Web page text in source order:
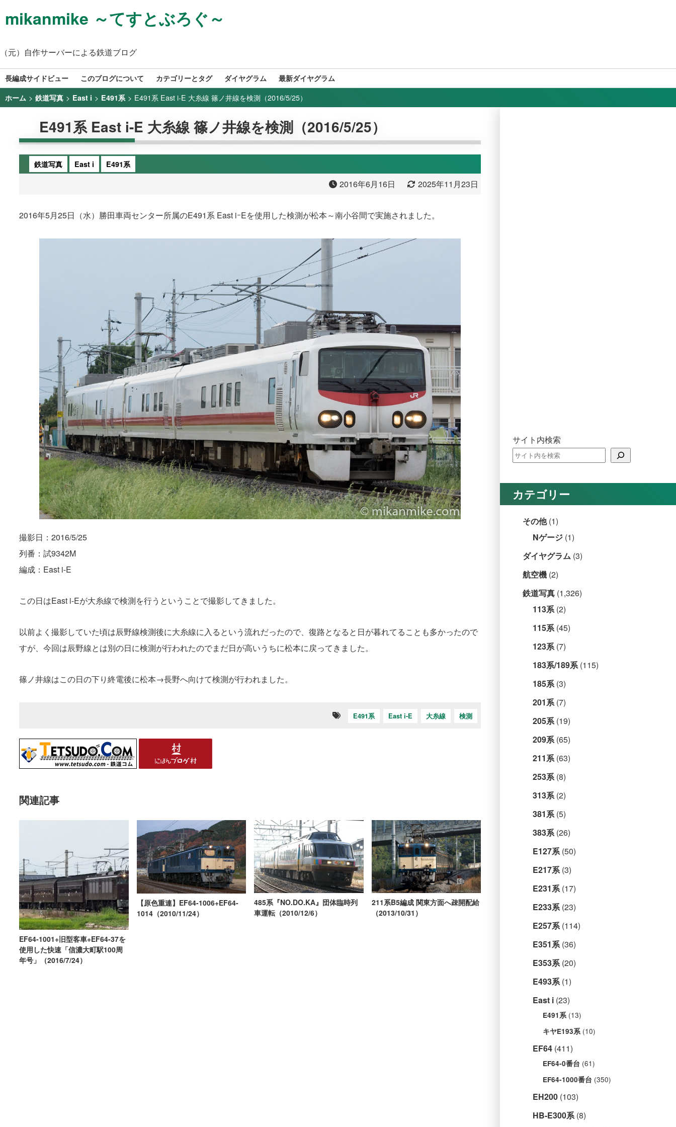
mikanmike ～てすとぶろぐ～
（元）自作サーバーによる鉄道ブログ
長編成サイドビュー このブログについて カテゴリーとタグ ダイヤグラム 最新ダイヤグラム
ホーム > 鉄道写真 > East i > E491系 > E491系 East i-E 大糸線 篠ノ井線を検測（2016/5/25）
E491系 East i-E 大糸線 篠ノ井線を検測（2016/5/25）
鉄道写真 East i E491系
2016年6月16日 2025年11月23日
2016年5月25日（水）勝田車両センター所属のE491系 East iｰEを使用した検測が松本～南小谷間で実施されました。
撮影日：2016/5/25
列番：試9342M
編成：East i-E
この日はEast i-Eが大糸線で検測を行うということで撮影してきました。
以前よく撮影していた頃は辰野線検測後に大糸線に入るという流れだったので、復路となると日が暮れてることも多かったので
すが、今回は辰野線とは別の日に検測が行われたのでまだ日が高いうちに松本に戻ってきました。
篠ノ井線はこの日の下り終電後に松本→長野へ向けて検測が行われました。
E491系 East i-E 大糸線 検測
関連記事
EF64-1001+旧型客車+EF64-37を
使用した快速「信濃大町駅100周
年号」（2016/7/24）
【原色重連】EF64-1006+EF64-
1014（2010/11/24）
485系『NO.DO.KA』団体臨時列
車運転（2010/12/6）
211系B5編成 関東方面へ疎開配給
（2013/10/31）
サイト内検索
カテゴリー
その他(1)
Nゲージ (1)
ダイヤグラム (3)
航空機 (2)
鉄道写真 (1,326)
113系(2)
115系(45)
123系(7)
183系/189系(115)
185系(3)
201系(7)
205系(19)
209系(65)
211系(63)
253系(8)
313系(2)
381系(5)
383系(26)
E127系(50)
E217系(3)
E231系(17)
E233系(23)
E257系(114)
E351系(36)
E353系(20)
E493系(1)
East i (23)
E491系(13)
キヤE193系(10)
EF64 (411)
EF64-0番台 (61)
EF64-1000番台 (350)
EH200 (103)
HB-E300系(8)